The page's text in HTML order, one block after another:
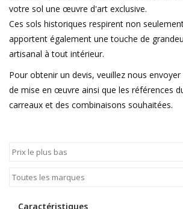
votre sol une œuvre d'art exclusive.
Ces sols historiques respirent non
apportent également une touche de
artisanal à tout intérieur.
Pour obtenir un devis, veuillez nous
de mise en œuvre ainsi que les références
carreaux et des combinaisons souhaitées.
Caractéristiques